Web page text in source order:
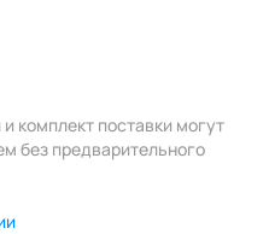
комплект поставки могут
без предварительного